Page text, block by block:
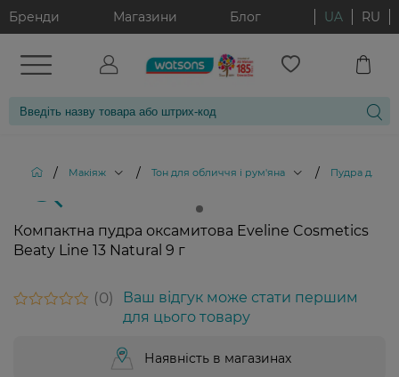
Бренди Магазини Блог UA RU
/ Макіяж / Тон для обличчя і рум'яна / Пудра для
Компактна пудра оксамитова Eveline Cosmetics
Beaty Line 13 Natural 9 г
0
Ваш відгук може стати першим
для цього товару
Наявність в магазинах